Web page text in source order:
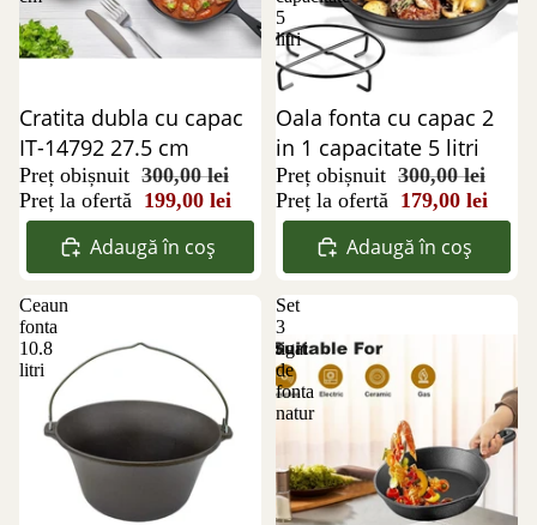
Reducere 34%
Cratita dubla cu capac
IT-14792 27.5 cm
Preț obișnuit 300,00 lei
Preț la ofertă 199,00 lei
Adaugă în coș
5
litri
Reducere 40%
Oala fonta cu capac 2
in 1 capacitate 5 litri
Preț obișnuit 300,00 lei
Preț la ofertă 179,00 lei
Adaugă în coș
Ceaun
fonta
10.8
litri
Set
3
tigai
de
fonta
natur